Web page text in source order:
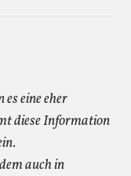
eine eher
diese Information
auch in